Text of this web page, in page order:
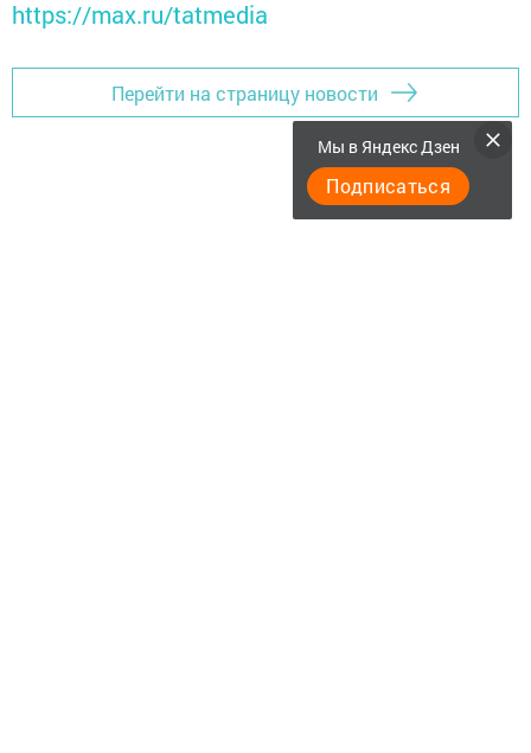
https://max.ru/tatmedia
Перейти на страницу новости
Мы в Яндекс Дзен
Подписаться